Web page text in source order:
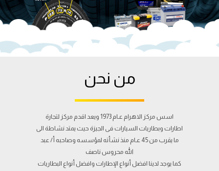
من نحن
اسس مركز الاهرام عـام 1973 ويعد اقدم مركز لتجارة
اطارات وبطاريات السيارات فى الجيزة حيث يمتد نشاطة الى
ما يقرب من 45 عـام منذ نشأته لمؤسسه وصاحبه أ/ عبد
الله محروس ناصف
كما يوجد لدينا افضل أنواع الإطارات وافضل أنواع البطاريات